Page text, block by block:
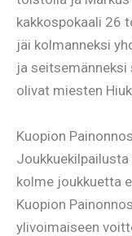
kakkospokaali 26
jäi kolmanneksi
ja seitsemänneksi
olivat miesten
Kuopion
kolme joukkuetta
Kuopion
ylivoimaiseen